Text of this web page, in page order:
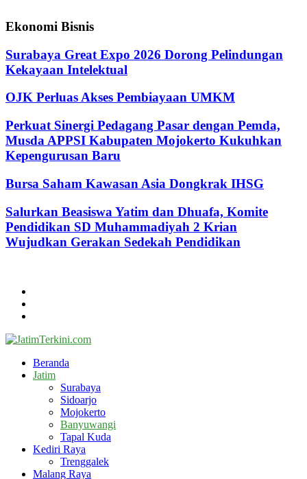
Ekonomi Bisnis
Surabaya Great Expo 2026 Dorong Pelindungan
Kekayaan Intelektual
OJK Perluas Akses Pembiayaan UMKM
Perkuat Sinergi Pedagang Pasar dengan Pemda,
Musda APPSI Kabupaten Mojokerto Kukuhkan
Kepengurusan Baru
Bursa Saham Kawasan Asia Dongkrak IHSG
Salurkan Beasiswa Yatim dan Dhuafa, Komite
Pendidikan SD Muhammadiyah 2 Krian
Wujudkan Gerakan Sedekah Pendidikan
Beranda
Jatim
Surabaya
Sidoarjo
Mojokerto
Banyuwangi
Tapal Kuda
Kediri Raya
Trenggalek
Malang Raya